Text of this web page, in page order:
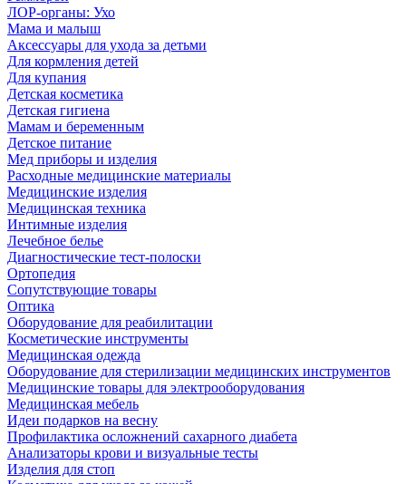
ЛОР-органы: Ухо
Мама и малыш
Аксессуары для ухода за детьми
Для кормления детей
Для купания
Детская косметика
Детская гигиена
Мамам и беременным
Детское питание
Мед приборы и изделия
Расходные медицинские материалы
Медицинские изделия
Медицинская техника
Интимные изделия
Лечебное белье
Диагностические тест-полоски
Ортопедия
Сопутствующие товары
Оптика
Оборудование для реабилитации
Косметические инструменты
Медицинская одежда
Оборудование для стерилизации медицинских инструментов
Медицинские товары для электрооборудования
Медицинская мебель
Идеи подарков на весну
Профилактика осложнений сахарного диабета
Анализаторы крови и визуальные тесты
Изделия для стоп